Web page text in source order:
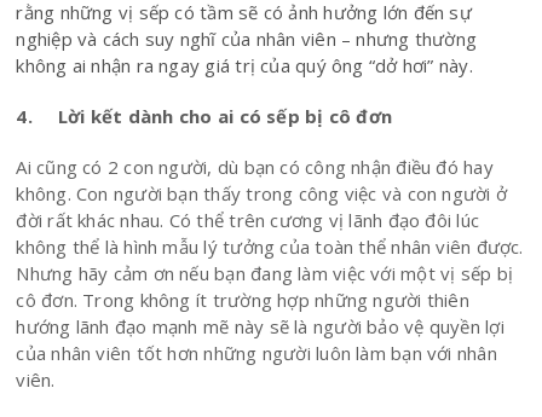
rằng những vị sếp có tầm sẽ có ảnh hưởng lớn đến sự
nghiệp và cách suy nghĩ của nhân viên – nhưng thường
không ai nhận ra ngay giá trị của quý ông “dở hơi” này.
4. Lời kết dành cho ai có sếp bị cô đơn
Ai cũng có 2 con người, dù bạn có công nhận điều đó hay
không. Con người bạn thấy trong công việc và con người ở
đời rất khác nhau. Có thể trên cương vị lãnh đạo đôi lúc
không thể là hình mẫu lý tưởng của toàn thể nhân viên được.
Nhưng hãy cảm ơn nếu bạn đang làm việc với một vị sếp bị
cô đơn. Trong không ít trường hợp những người thiên
hướng lãnh đạo mạnh mẽ này sẽ là người bảo vệ quyền lợi
của nhân viên tốt hơn những người luôn làm bạn với nhân
viên.